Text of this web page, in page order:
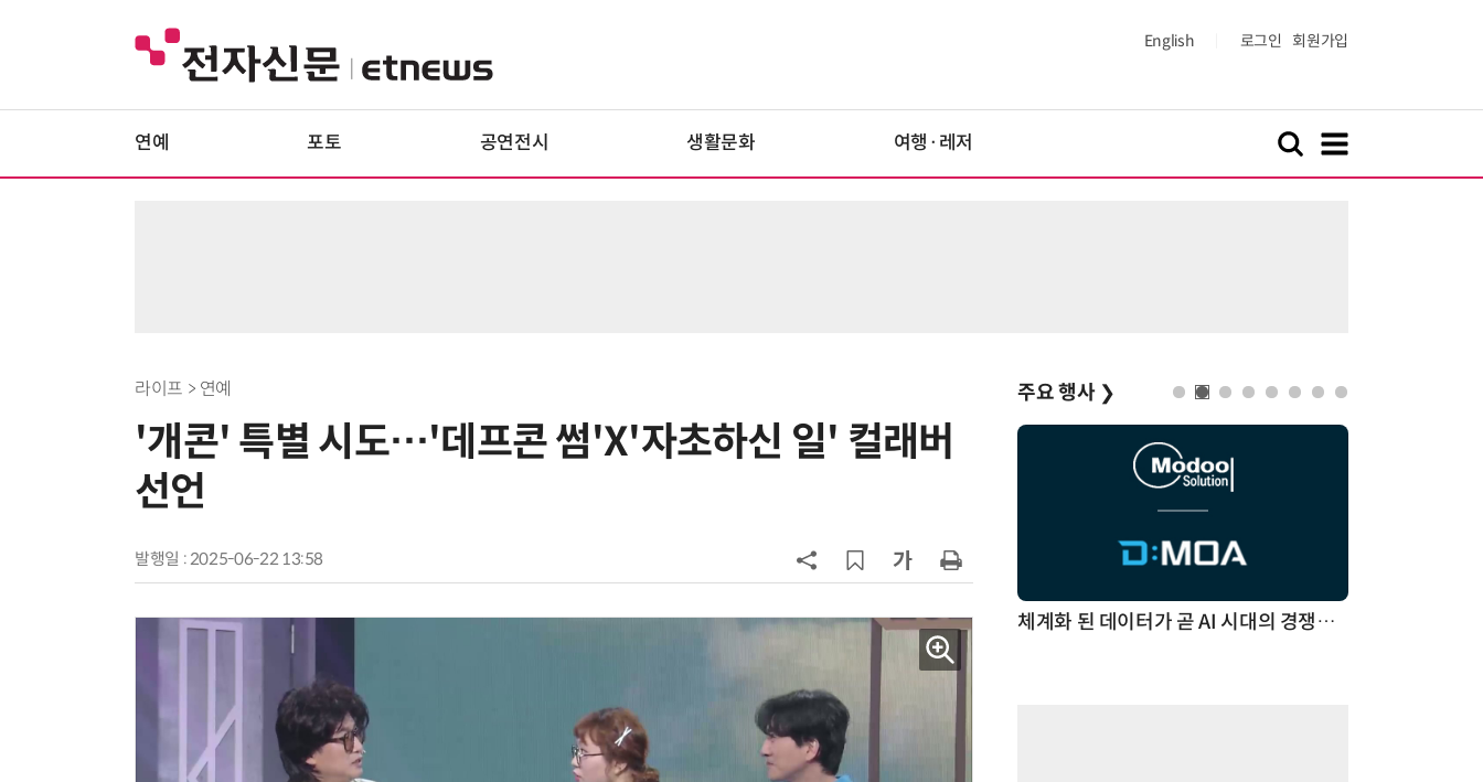
English 로그인 회원가입
연예 포토 공연전시 생활문화 여행·레저
라이프 > 연예
'개콘' 특별 시도…'데프콘 썸'X'자초하신 일' 컬래버
선언
발행일 : 2025-06-22 13:58
주요 행사 ❯
AI Native Enterprise를 지원하는 AI Ready Data 플랫폼 활용 전략 AI 시대의 옵저버빌리티: GPU·LLM 모니터링부터 AI 기반 장애 대응까지 체계화 된 데이터가 곧 AI 시대의 경쟁력이다